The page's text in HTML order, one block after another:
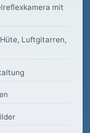
mit
Luftgitarren,